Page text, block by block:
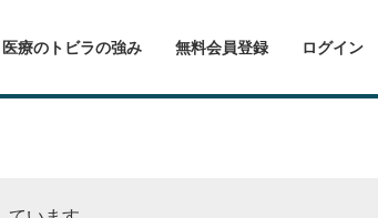
医療のトビラの強み 無料会員登録 ログイン